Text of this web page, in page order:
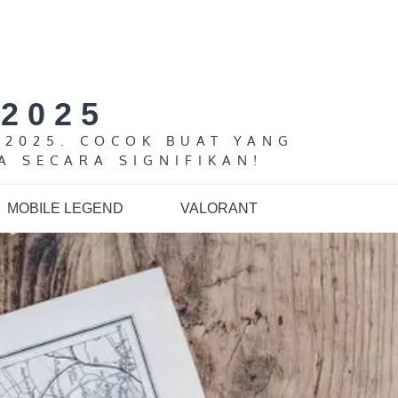
COCOK BUAT YANG
SECARA SIGNIFIKAN!
MOBILE LEGEND VALORANT